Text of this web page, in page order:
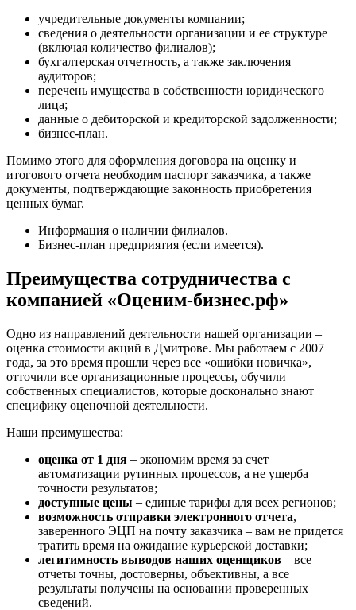
учредительные документы компании;
сведения о деятельности организации и ее структуре
(включая количество филиалов);
бухгалтерская отчетность, а также заключения
аудиторов;
перечень имущества в собственности юридического
лица;
данные о дебиторской и кредиторской задолженности;
бизнес-план.
Помимо этого для оформления договора на оценку и
итогового отчета необходим паспорт заказчика, а также
документы, подтверждающие законность приобретения
ценных бумаг.
Информация о наличии филиалов.
Бизнес-план предприятия (если имеется).
Преимущества сотрудничества с
компанией «Оценим-бизнес.рф»
Одно из направлений деятельности нашей организации –
оценка стоимости акций в Дмитрове. Мы работаем с 2007
года, за это время прошли через все «ошибки новичка»,
отточили все организационные процессы, обучили
собственных специалистов, которые досконально знают
специфику оценочной деятельности.
Наши преимущества:
оценка от 1 дня – экономим время за счет
автоматизации рутинных процессов, а не ущерба
точности результатов;
доступные цены – единые тарифы для всех регионов;
возможность отправки электронного отчета,
заверенного ЭЦП на почту заказчика – вам не придется
тратить время на ожидание курьерской доставки;
легитимность выводов наших оценщиков – все
отчеты точны, достоверны, объективны, а все
результаты получены на основании проверенных
сведений.
Губкин
Губкинский
Гуково
Гулькевичи
Гусь-Хрустальный
Дедовск
Дербент
Джанкой
Дзержинск
Дзержинский
Димитровград
Дмитров
Домодедово
Донецк
Дюртюли
Евпатория
Егорьевск
Ейск
Екатеринбург
Елабуга
Елизово
Енисейск
Ермолино
Ессентуки
Железногорск
Железногорск-Илимский
Жуковский
Заводоуковск